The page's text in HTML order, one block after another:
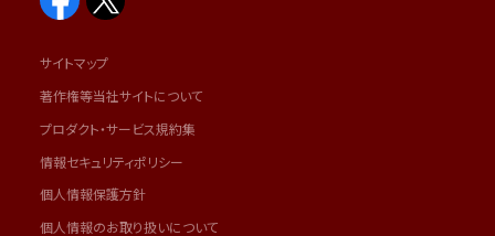
サイトマップ
著作権等当社サイトについて
プロダクト・サービス規約集
情報セキュリティポリシー
個人情報保護方針
個人情報のお取り扱いについて